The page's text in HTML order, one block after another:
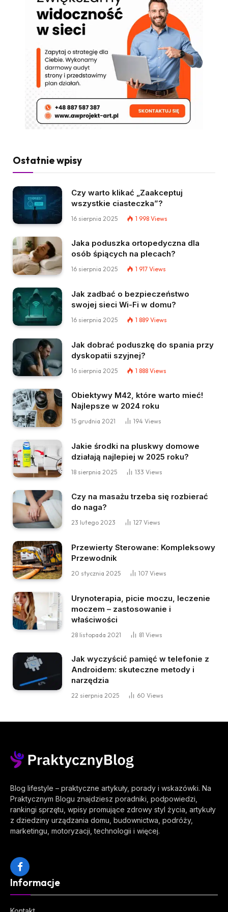
Ostatnie wpisy
Czy warto klikać „Zaakceptuj
wszystkie ciasteczka”?
16 sierpnia 2025 1 998 Views
Jaka poduszka ortopedyczna dla
osób śpiących na plecach?
16 sierpnia 2025 1 917 Views
Jak zadbać o bezpieczeństwo
swojej sieci Wi-Fi w domu?
16 sierpnia 2025 1 889 Views
Jak dobrać poduszkę do spania przy
dyskopatii szyjnej?
16 sierpnia 2025 1 888 Views
Obiektywy M42, które warto mieć!
Najlepsze w 2024 roku
15 grudnia 2021 194 Views
Jakie środki na pluskwy domowe
działają najlepiej w 2025 roku?
18 sierpnia 2025 133 Views
Czy na masażu trzeba się rozbierać
do naga?
23 lutego 2023 127 Views
Przewierty Sterowane: Kompleksowy
Przewodnik
20 stycznia 2025 107 Views
Urynoterapia, picie moczu, leczenie
moczem – zastosowanie i
właściwości
28 listopada 2021 81 Views
Jak wyczyścić pamięć w telefonie z
Androidem: skuteczne metody i
narzędzia
22 sierpnia 2025 60 Views
Blog lifestyle – praktyczne artykuły, porady i wskazówki. Na
Praktycznym Blogu znajdziesz poradniki, podpowiedzi,
rankingi sprzętu, wpisy promujące zdrowy styl życia, artykuły
z dziedziny urządzania domu, budownictwa, podróży,
marketingu, motoryzacji, technologii i więcej.
Facebook
Informacje